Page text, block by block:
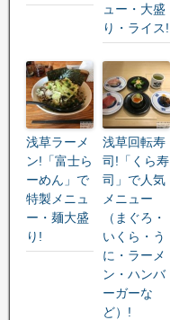
ュー・大盛
り・ライス!
浅草ラーメ
ン!「富士ら
ーめん」で
特製メニュ
ー・麺大盛
り!
浅草回転寿
司!「くら寿
司」で人気
メニュー
（まぐろ・
いくら・う
に・ラーメ
ン・ハンバ
ーガーな
ど）!